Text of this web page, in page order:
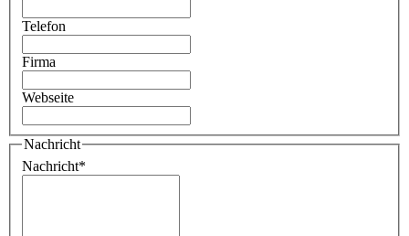
Telefon
Firma
Webseite
Nachricht
Nachricht*